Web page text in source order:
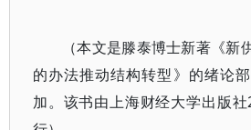
（本文是滕泰博士新著《新
的办法推动结构转型》的绪论
加。该书由上海财经大学出版